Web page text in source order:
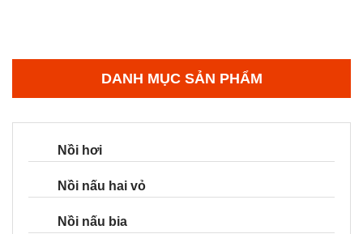
DANH MỤC SẢN PHẨM
Nồi hơi
Nồi nấu hai vỏ
Nồi nấu bia